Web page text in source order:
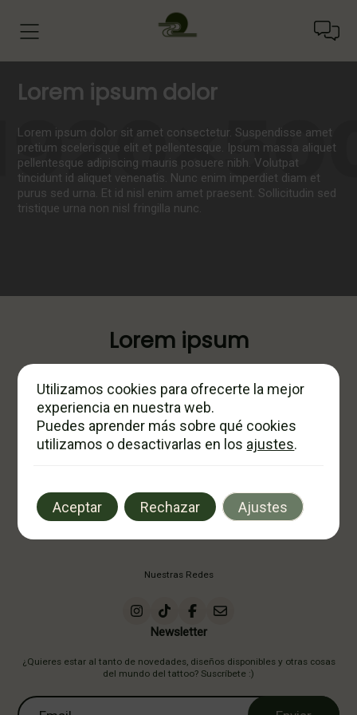
Lorem ipsum dolor
Lorem ipsum dolor sit amet consectetur. Suspendisse amet
pretium scelerisque elit et pellentesque. Ipsum massa aliquet
pellentesque adipiscing mauris posuere nibh. Volutpat
tincidunt id aliquet venenatis. Nunc enim imperdiet diam et
purus sed urna. Et id nisl enim amet praesent. Sollicitudin sed
tristique urna non nisl fringilla nunc.
Lorem ipsum
Nuestras Redes
Newsletter
¿Quieres estar al tanto de novedades, diseños disponibles y otras cosas
del mundo del tattoo? Suscríbete :)
Utilizamos cookies para ofrecerte la mejor
experiencia en nuestra web.
Puedes aprender más sobre qué cookies
utilizamos o desactivarlas en los ajustes.
Aceptar Rechazar Ajustes